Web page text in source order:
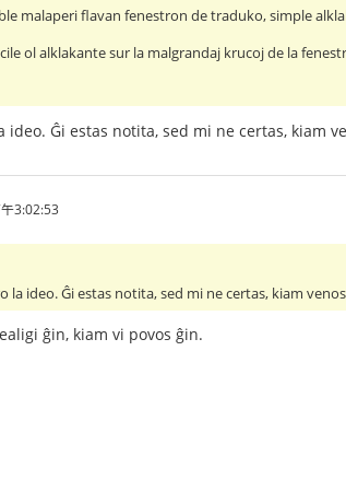
malaperi flavan fenestron de traduko, simple
ol alklakante sur la malgrandaj krucoj de la
ideo. Ĝi estas notita, sed mi ne certas, kiam
3:02:53
la ideo. Ĝi estas notita, sed mi ne certas, kiam
ĝin, kiam vi povos ĝin.